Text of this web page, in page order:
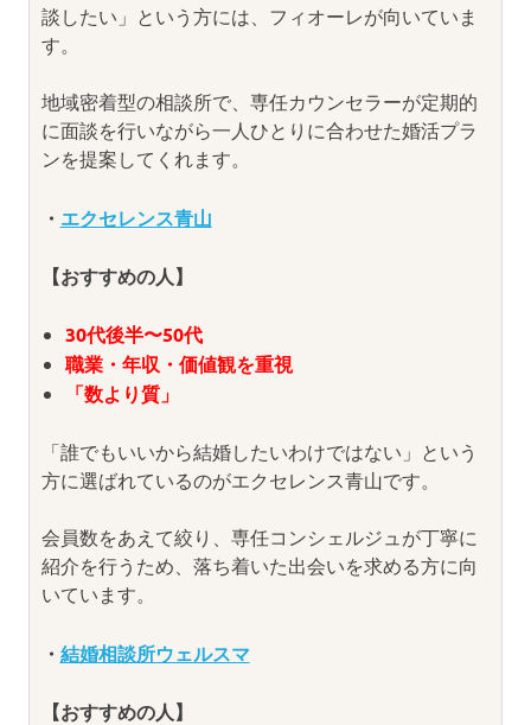
談したい」という方には、フィオーレが向いていま
す。
地域密着型の相談所で、専任カウンセラーが定期的
に面談を行いながら一人ひとりに合わせた婚活プラ
ンを提案してくれます。
・ エクセレンス青山
【おすすめの人】
30代後半〜50代
職業・年収・価値観を重視
「数より質」
「誰でもいいから結婚したいわけではない」という
方に選ばれているのがエクセレンス青山です。
会員数をあえて絞り、専任コンシェルジュが丁寧に
紹介を行うため、落ち着いた出会いを求める方に向
いています。
・ 結婚相談所ウェルスマ
【おすすめの人】